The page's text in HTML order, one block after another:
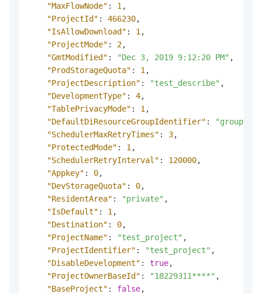
"MaxFlowNode" : 1 ,
"ProjectId" : 466230,
"IsAllowDownload" : 1 ,
"ProjectMode" : 2,
"GmtModified" : "Dec 3, 2019 9:12:20 PM" ,
"ProdStorageQuota" : 1 ,
"ProjectDescription" : "test_describe" ,
"DevelopmentType" : 4,
"TablePrivacyMode" : 1 ,
"DefaultDiResourceGroupIdentifier" :
"SchedulerMaxRetryTimes" : 3,
"ProtectedMode" : 1 ,
"SchedulerRetryInterval" : 120000,
"Appkey" : 0,
"DevStorageQuota" : 0,
"ResidentArea" : "private" ,
"IsDefault" : 1 ,
"Destination" : 0,
"ProjectName" : "test_project" ,
"ProjectIdentifier" : "test_project" ,
"DisableDevelopment" : true,
"ProjectOwnerBaseId" : "18229311****" ,
"BaseProject" : false,